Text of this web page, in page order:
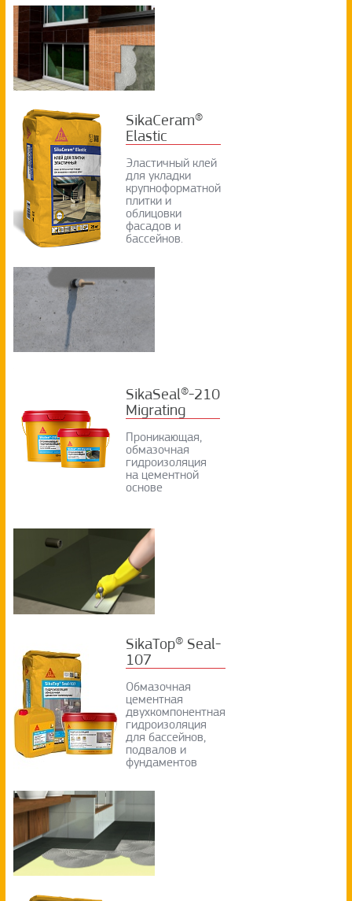
SikaCeram®
Elastic
Эластичный клей
для укладки
крупноформатной
плитки и
облицовки
фасадов и
бассейнов.
SikaSeal®-210
Migrating
Проникающая,
обмазочная
гидроизоляция
на цементной
основе
SikaTop® Seal-
107
Обмазочная
цементная
двухкомпонентная
гидроизоляция
для бассейнов,
подвалов и
фундаментов